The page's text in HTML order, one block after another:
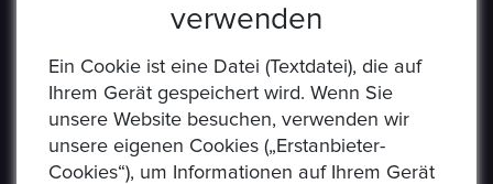
verwenden
Ein Cookie ist eine Datei (Textdatei), die auf
Ihrem Gerät gespeichert wird. Wenn Sie
unsere Website besuchen, verwenden wir
unsere eigenen Cookies („Erstanbieter-
Cookies“), um Informationen auf Ihrem Gerät